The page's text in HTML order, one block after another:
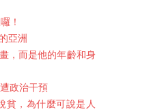
！
亞洲
，而是他的年齡和身
政治干預
貧，為什麼可說是人